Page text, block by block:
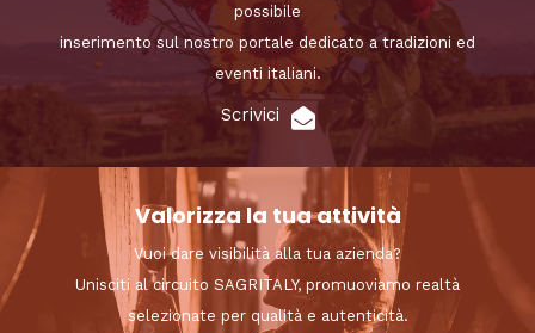
possibile
inserimento sul nostro portale dedicato a tradizioni ed
eventi italiani.
Scrivici
Valorizza la tua attività
Vuoi dare visibilità alla tua azienda?
Unisciti al circuito SAGRITALY, promuoviamo realtà
selezionate per qualità e autenticità.